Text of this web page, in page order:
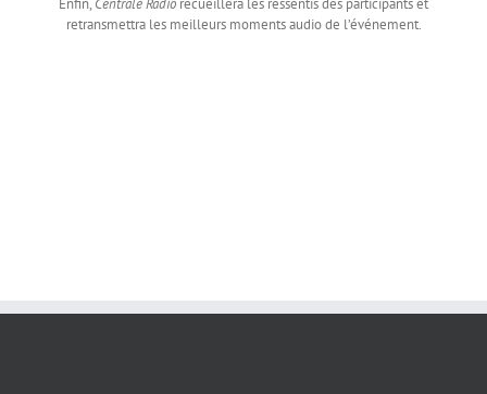
Enfin,Centrale Radio recueillera les ressentis des participants et
retransmettra les meilleurs moments audio de l’événement.